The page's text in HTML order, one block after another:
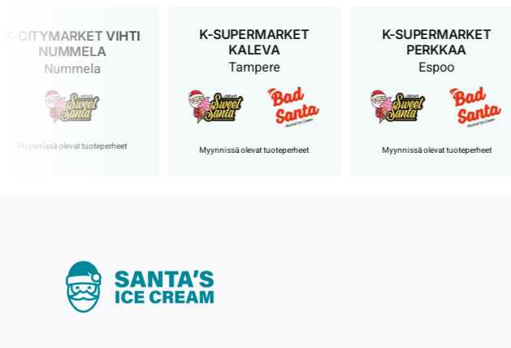
VIHTI
NUMMELA
Nummela
olevat tuoteperheet
K-SUPERMARKET
KALEVA
Tampere
Myynnissä olevat tuoteperheet
K-SUPERMARKET
PERKKAA
Espoo
Myynnissä olevat tuoteperheet